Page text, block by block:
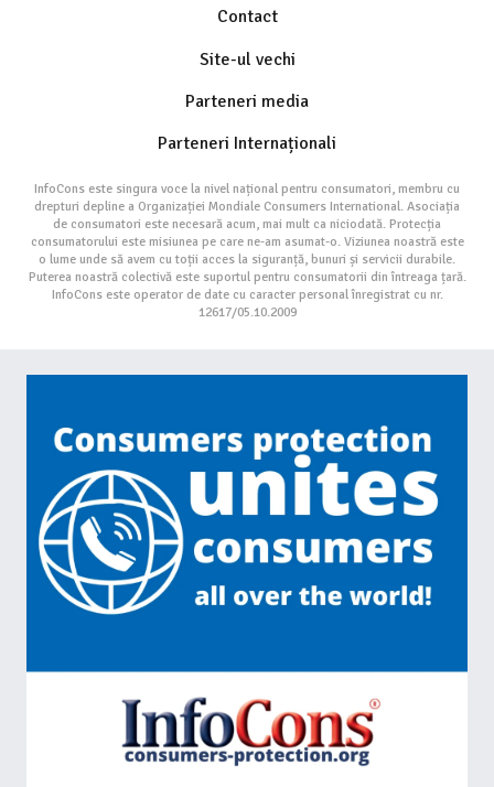
Contact
Site-ul vechi
Parteneri media
Parteneri Internaționali
InfoCons este singura voce la nivel național pentru consumatori, membru cu
drepturi depline a Organizației Mondiale Consumers International. Asociația
de consumatori este necesară acum, mai mult ca niciodată. Protecția
consumatorului este misiunea pe care ne-am asumat-o. Viziunea noastră este
o lume unde să avem cu toții acces la siguranță, bunuri și servicii durabile.
Puterea noastră colectivă este suportul pentru consumatorii din întreaga țară.
InfoCons este operator de date cu caracter personal înregistrat cu nr.
12617/05.10.2009